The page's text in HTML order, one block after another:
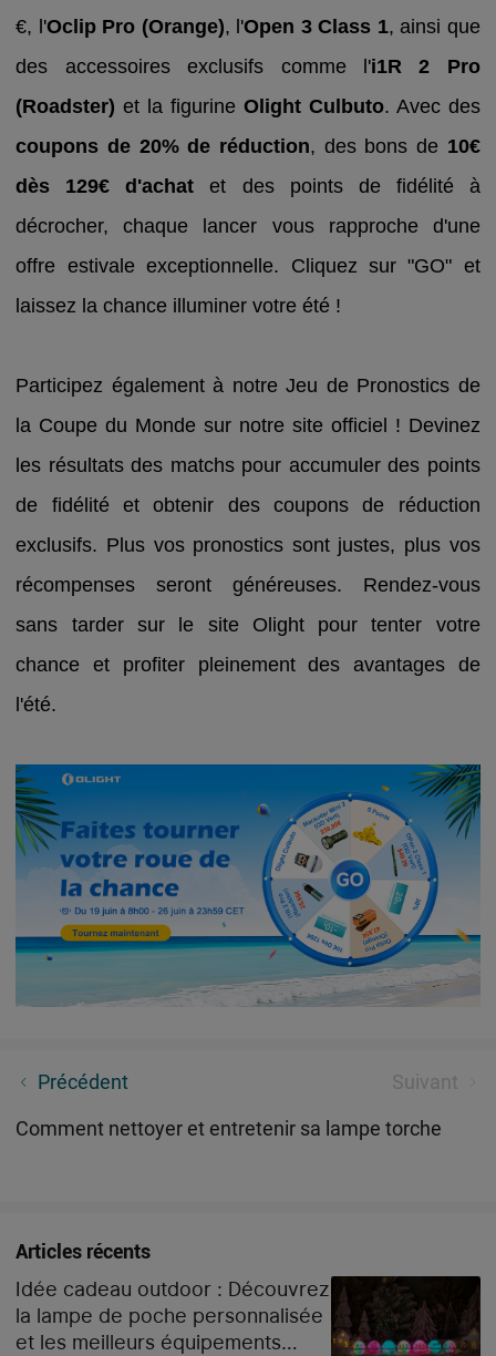
€, l'Oclip Pro (Orange), l'Open 3 Class 1, ainsi que
des accessoires exclusifs comme l'i1R 2 Pro
(Roadster) et la figurine Olight Culbuto. Avec des
coupons de 20% de réduction, des bons de 10€
dès 129€ d'achat et des points de fidélité à
décrocher, chaque lancer vous rapproche d'une
offre estivale exceptionnelle. Cliquez sur "GO" et
laissez la chance illuminer votre été !
Participez également à notre Jeu de Pronostics de
la Coupe du Monde sur notre site officiel ! Devinez
les résultats des matchs pour accumuler des points
de fidélité et obtenir des coupons de réduction
exclusifs. Plus vos pronostics sont justes, plus vos
récompenses seront généreuses. Rendez-vous
sans tarder sur le site Olight pour tenter votre
chance et profiter pleinement des avantages de
l'été.
Précédent Suivant
【Concours d'Été】Où Que Vos Pas Vous Portent, La
Comment nettoyer et entretenir sa lampe torche
Articles récents
Idée cadeau outdoor : Découvrez
la lampe de poche personnalisée
et les meilleurs équipements